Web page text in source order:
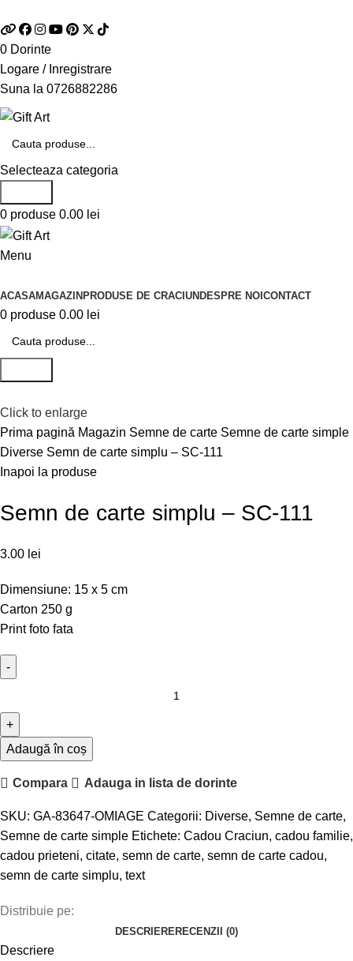
0 Dorinte
Logare / Inregistrare
Suna la 0726882286
Selecteaza categoria
0 produse 0.00 lei
Menu
ACASAMAGAZINPRODUSE DE CRACIUNDESPRE NOICONTACT
0 produse 0.00 lei
Click to enlarge
Prima pagină Magazin Semne de carte Semne de carte simple
Diverse Semn de carte simplu – SC-111
Inapoi la produse
Semn de carte simplu – SC-111
3.00 lei
Dimensiune: 15 x 5 cm
Carton 250 g
Print foto fata
Adaugă în coș
Compara Adauga in lista de dorinte
SKU: GA-83647-OMIAGE Categorii: Diverse, Semne de carte,
Semne de carte simple Etichete: Cadou Craciun, cadou familie,
cadou prieteni, citate, semn de carte, semn de carte cadou,
semn de carte simplu, text
Distribuie pe:
DESCRIERE RECENZII (0)
Descriere